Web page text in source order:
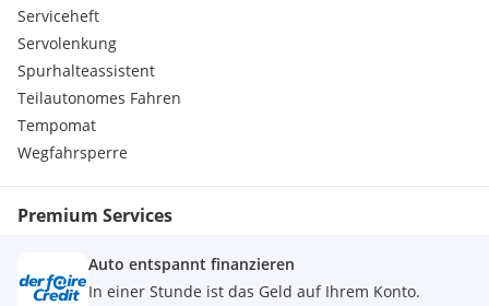
Serviceheft
Servolenkung
Spurhalteassistent
Teilautonomes Fahren
Tempomat
Wegfahrsperre
Premium Services
Auto entspannt finanzieren
In einer Stunde ist das Geld auf Ihrem Konto.